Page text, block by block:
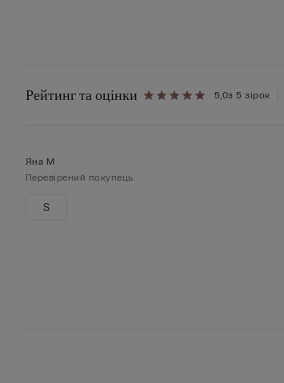
Рейтинг та оцінки 5,0з 5 зірок
Яна М
Перевірений покупець
S